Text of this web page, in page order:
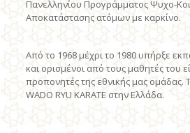
Πανελληνίου Προγράμματος Ψυχο-
Aποκατάστασης ατόμων με καρκίνο.
Aπό το 1968 μέχρι το 1980 υπήρξε
και ορισμένοι από τους μαθητές του
προπονητές της εθνικής μας ομάδας.
WADO RYU KARATE στην Eλλάδα.